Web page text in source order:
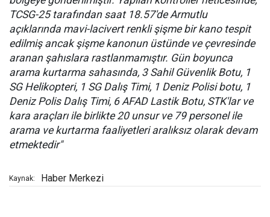
TCSG-25 tarafından saat 18.57'de Armutlu
açıklarında mavi-lacivert renkli şişme bir kano tespit
edilmiş ancak şişme kanonun üstünde ve çevresinde
aranan şahıslara rastlanmamıştır. Gün boyunca
arama kurtarma sahasında, 3 Sahil Güvenlik Botu, 1
SG Helikopteri, 1 SG Dalış Timi, 1 Deniz Polisi botu, 1
Deniz Polis Dalış Timi, 6 AFAD Lastik Botu, STK'lar ve
kara araçları ile birlikte 20 unsur ve 79 personel ile
arama ve kurtarma faaliyetleri aralıksız olarak devam
etmektedir"
Kaynak: Haber Merkezi